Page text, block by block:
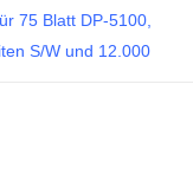
75 Blatt DP-5100,
S/W und 12.000